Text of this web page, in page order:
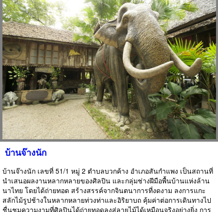
บ้านจ๊างนัก
บ้านจ๊างนัก เลขที่ 51/1 หมู่ 2 ตำบลบวกค้าง อำเภอสันกำแพง เป็นสถานที่
นำเสนอผลงานหลากหลายของศิลปิน และกลุ่มช่างฝีมือพื้นบ้านแห่งล้าน
นาไทย โดยได้ถ่ายทอด สร้างสรรค์จากจินตนาการที่งดงาม ลงการแกะ
สลักไม้รูปช้างในหลากหลายท่วงท่าและอิริยาบถ คุ้มค่าต่อการเดินทางไป
ชื่นชมความงามที่ศิลปินได้ถ่ายทอดลงสู่ลายไม้ได้เหมือนจริงอย่างยิ่ง การ